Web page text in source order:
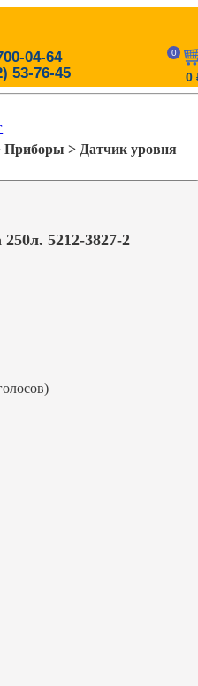
04-64
53-76-45
0
0
Приборы > Датчик уровня
5212-3827-2